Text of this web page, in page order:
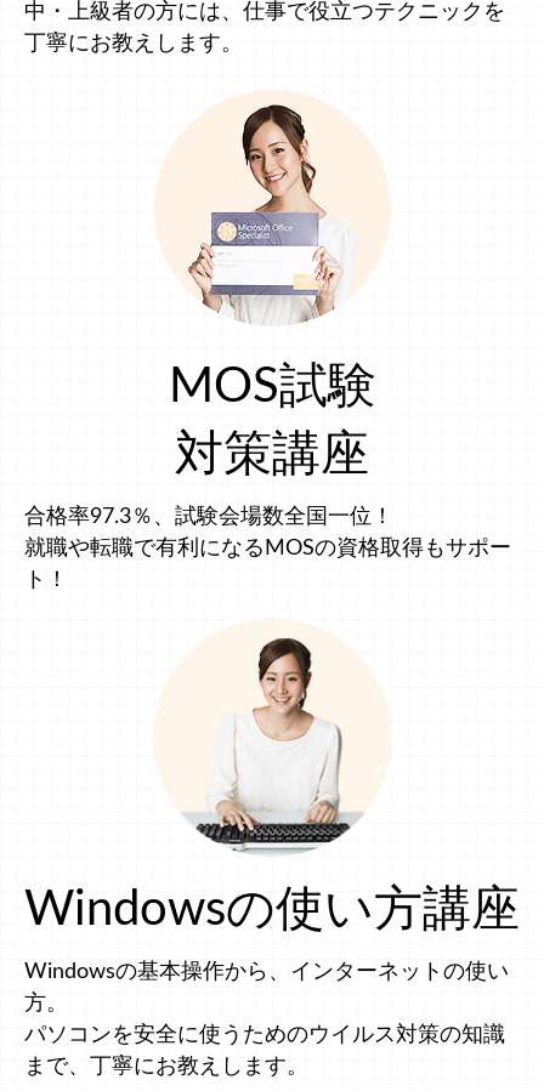
中・上級者の方には、仕事で役立つテクニックを
丁寧にお教えします。
MOS試験
対策講座
合格率97.3％、試験会場数全国一位！
就職や転職で有利になるMOSの資格取得もサポー
ト！
Windowsの使い方講座
Windowsの基本操作から、インターネットの使い
方。
パソコンを安全に使うためのウイルス対策の知識
まで、丁寧にお教えします。